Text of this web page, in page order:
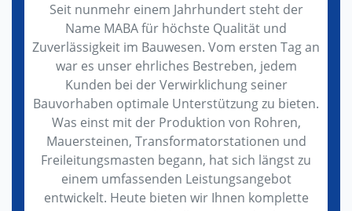
Seit nunmehr einem Jahrhundert steht der
Name MABA für höchste Qualität und
Zuverlässigkeit im Bauwesen. Vom ersten Tag an
war es unser ehrliches Bestreben, jedem
Kunden bei der Verwirklichung seiner
Bauvorhaben optimale Unterstützung zu bieten.
Was einst mit der Produktion von Rohren,
Mauersteinen, Transformatorstationen und
Freileitungsmasten begann, hat sich längst zu
einem umfassenden Leistungsangebot
entwickelt. Heute bieten wir Ihnen komplette